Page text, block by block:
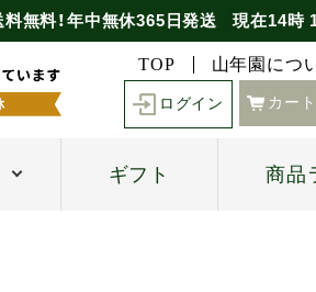
料無料！年中無休365日発送 現在14時
TOP 山年園につ
ログイン カート
ギフト 商品